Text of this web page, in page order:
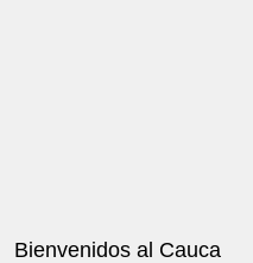
Bienvenidos al Cauca